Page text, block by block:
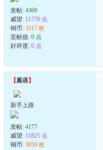
发帖: 4369
威望: 11770 点
铜币: 3517 枚
贡献值: 0 点
好评度: 0 点
【凰语】
新手上路
发帖: 4177
威望: 11825 点
铜币: 3659 枚